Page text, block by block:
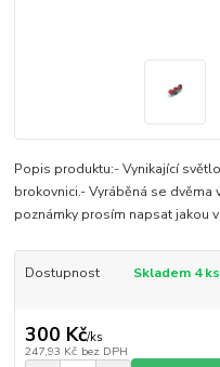
Popis produktu:- Vynikající
brokovnici.- Vyráběná se dvěma
poznámky prosím napsat jakou
Dostupnost Skladem 4 ks
300 Kč/ks
247,93 Kč bez DPH